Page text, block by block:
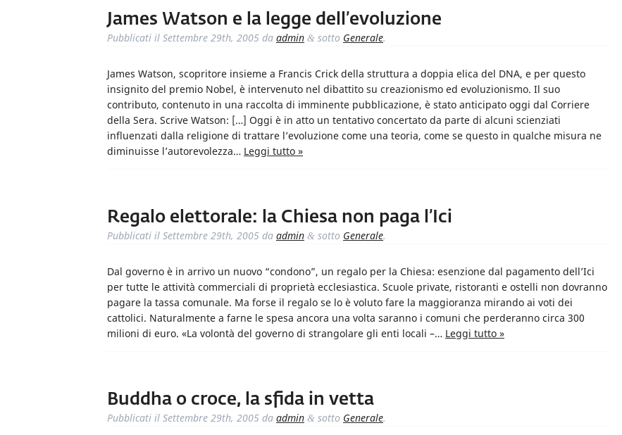
James Watson e la legge dell’evoluzione
Pubblicati il Settembre 29th, 2005 da admin & sotto Generale.
James Watson, scopritore insieme a Francis Crick della struttura a doppia elica del DNA, e per questo
insignito del premio Nobel, è intervenuto nel dibattito su creazionismo ed evoluzionismo. Il suo
contributo, contenuto in una raccolta di imminente pubblicazione, è stato anticipato oggi dal Corriere
della Sera. Scrive Watson: […] Oggi è in atto un tentativo concertato da parte di alcuni scienziati
influenzati dalla religione di trattare l’evoluzione come una teoria, come se questo in qualche misura ne
diminuisse l’autorevolezza… Leggi tutto »
Regalo elettorale: la Chiesa non paga l’Ici
Pubblicati il Settembre 29th, 2005 da admin & sotto Generale.
Dal governo è in arrivo un nuovo “condono”, un regalo per la Chiesa: esenzione dal pagamento dell’Ici
per tutte le attività commerciali di proprietà ecclesiastica. Scuole private, ristoranti e ostelli non dovranno
pagare la tassa comunale. Ma forse il regalo se lo è voluto fare la maggioranza mirando ai voti dei
cattolici. Naturalmente a farne le spesa ancora una volta saranno i comuni che perderanno circa 300
milioni di euro. «La volontà del governo di strangolare gli enti locali –… Leggi tutto »
Buddha o croce, la sfida in vetta
Pubblicati il Settembre 29th, 2005 da admin & sotto Generale.